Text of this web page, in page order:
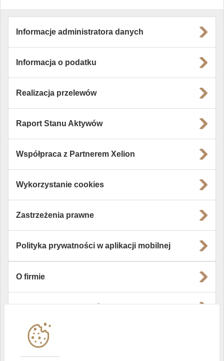
Informacje administratora danych
Informacja o podatku
Realizacja przelewów
Raport Stanu Aktywów
Współpraca z Partnerem Xelion
Wykorzystanie cookies
Zastrzeżenia prawne
Polityka prywatności w aplikacji mobilnej
O firmie
Instytucje współpracujące